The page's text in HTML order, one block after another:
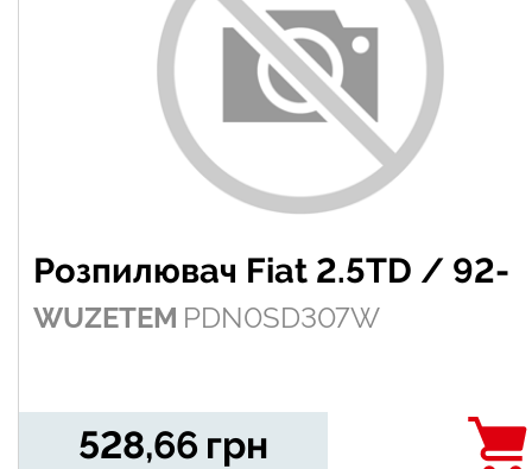
Розпилювач Fiat 2.5TD / 92-
WUZETEM PDN0SD307W
528,66 грн